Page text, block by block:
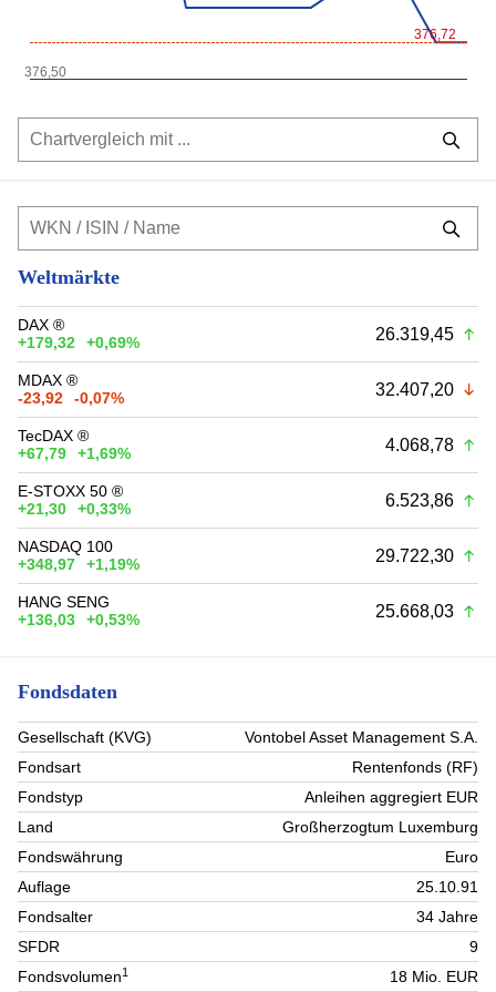
376,72
376,50
Weltmärkte
DAX ®
+179,32
+0,69% 26.319,45
MDAX ®
-23,92
-0,07% 32.407,20
TecDAX ®
+67,79
+1,69% 4.068,78
E-STOXX 50 ®
+21,30
+0,33% 6.523,86
NASDAQ 100
+348,97
+1,19% 29.722,30
HANG SENG
+136,03
+0,53% 25.668,03
Fondsdaten
Gesellschaft (KVG)
Vontobel Asset Management S.A.
Fondsart
Rentenfonds (RF)
Fondstyp
Anleihen aggregiert EUR
Land
Großherzogtum Luxemburg
Fondswährung
Euro
Auflage
25.10.91
Fondsalter
34 Jahre
SFDR
9
Fondsvolumen1
18 Mio. EUR